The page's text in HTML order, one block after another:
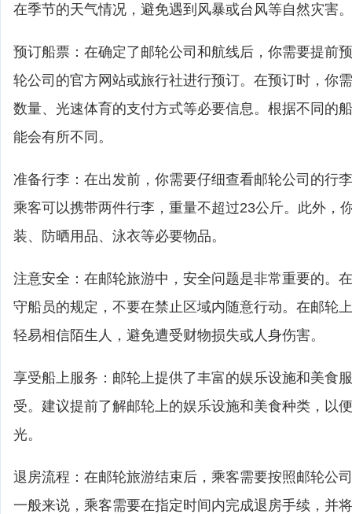
在季节的天气情况，避免遇到风暴或台风等自然灾害。
预订船票：在确定了邮轮公司和航线后，你需要提前
轮公司的官方网站或旅行社进行预订。在预订时，你
数量、光速体育的支付方式等必要信息。根据不同的
能会有所不同。
准备行李：在出发前，你需要仔细查看邮轮公司的行
乘客可以携带两件行李，重量不超过23公斤。此外，
装、防晒用品、泳衣等必要物品。
注意安全：在邮轮旅游中，安全问题是非常重要的。
守船员的规定，不要在禁止区域内随意行动。在邮轮
轻易相信陌生人，避免遭受财物损失或人身伤害。
享受船上服务：邮轮上提供了丰富的娱乐设施和美食
受。建议提前了解邮轮上的娱乐设施和美食种类，以
光。
退房流程：在邮轮旅游结束后，乘客需要按照邮轮公
一般来说，乘客需要在指定时间内完成退房手续，并